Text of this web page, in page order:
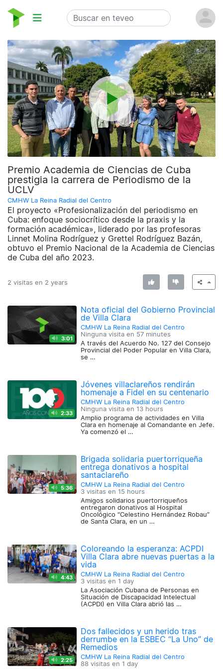
Premio Academia de Ciencias de Cuba
prestigia la carrera de Periodismo de la
UCLV
CMHW La Reina Radial del Centro
El proyecto «Profesionalización del periodismo en
Cuba: enfoque sociocrítico desde la praxis y la
formación académica», liderado por las profesoras
Linnet Molina Rodríguez y Grettel Rodríguez Bazán,
obtuvo el Premio Nacional de la Academia de Ciencias
de Cuba del año 2023.
2 visitas en 2 years
3:01
Nota oficial del Gobierno Provincial
de Villa Clara
CMHW La Reina Radial del Centro
Ninguna visita en 57 minutes
A través del Acuerdo No. 127 del Consejo
Provincial del Poder Popular en Villa Clara,
se …
2:33
Jóvenes villaclareños rendirán
homenaje a Fidel en su centenario
CMHW La Reina Radial del Centro
Ninguna visita en 13 hours
Amplio programa de actividades en Villa
Clara en homenaje al Comandante en Jefe.
Ya comenzó el …
5:36
Brigada solidaria puertorriqueña
entrega donativos a hospital
santaclareño
CMHW La Reina Radial del Centro
3 visitas en 15 hours
Amigos solidarios puertorriqueños
entregaron donativos al Hospital
Oncológico “Celestino Hernández Robau”
de Santa Clara, en un …
4:43
Coloreando la esperanza: ACPDI
Villa Clara abre nuevas puertas a la
vida
CMHW La Reina Radial del Centro
3 visitas en 1 day
La Asociación Cubana de Personas en
Situación de Discapacidad Intelectual
(ACPDI) en Villa Clara abrió las …
2:25
Dos fallecidos y un herido tras
derrumbe en la ESBEC “La Uno” de
Remedios
CMHW La Reina Radial del Centro
88 visitas en 1 day